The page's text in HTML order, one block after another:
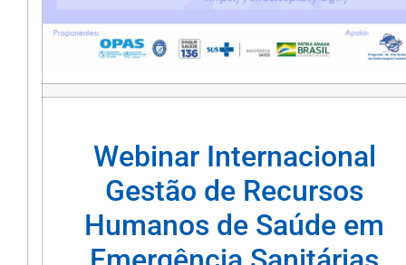
Webinar Internacional
Gestão de Recursos
Humanos de Saúde em